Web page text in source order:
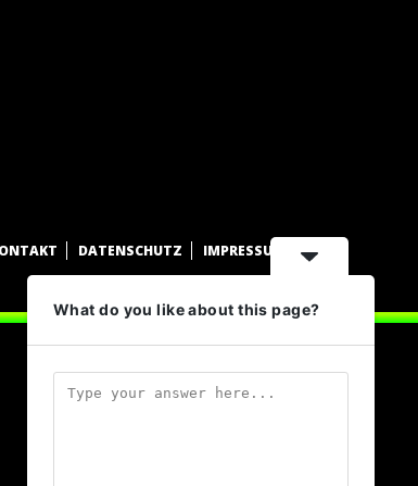
DATENSCHUTZ IMPRESSUM
What do you like about this page?